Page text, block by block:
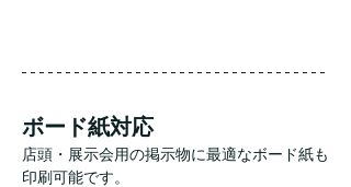
ボード紙対応
店頭・展示会用の掲示物に最適なボード紙も
印刷可能です。